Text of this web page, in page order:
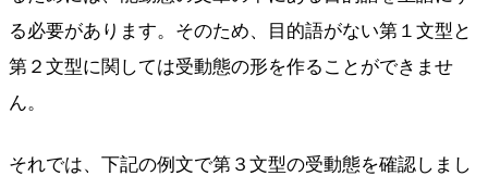
る必要があります。そのため、目的語がない第１文型と
第２文型に関しては受動態の形を作ることができませ
ん。
それでは、下記の例文で第３文型の受動態を確認しまし